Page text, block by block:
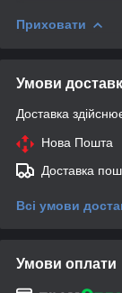
Приховати
Умови
Доставка
Нова Пошта
Доставка
Всі умови
Умови оплати